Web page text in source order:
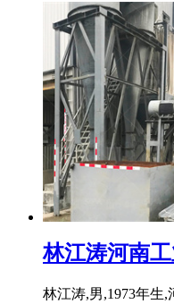
林江涛河南
林江涛,男,1973年生,